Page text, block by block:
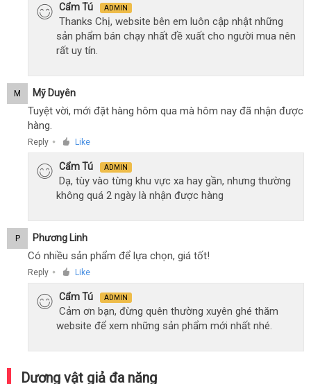
Cẩm Tú ADMIN
Thanks Chị, website bên em luôn cập nhật những
sản phẩm bán chạy nhất đề xuất cho người mua nên
rất uy tín.
M Mỹ Duyên
Tuyệt vời, mới đặt hàng hôm qua mà hôm nay đã nhận được
hàng.
Reply ● Like
Cẩm Tú ADMIN
Dạ, tùy vào từng khu vực xa hay gần, nhưng thường
không quá 2 ngày là nhận được hàng
P Phương Linh
Có nhiều sản phẩm để lựa chọn, giá tốt!
Reply ● Like
Cẩm Tú ADMIN
Cảm ơn bạn, đừng quên thường xuyên ghé thăm
website để xem những sản phẩm mới nhất nhé.
Dương vật giả đa năng